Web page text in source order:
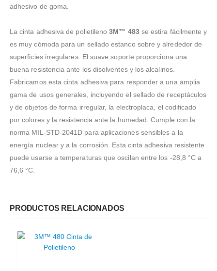
adhesivo de goma.
La cinta adhesiva de polietileno3M™ 483se estira fácilmente y
es muy cómoda para un sellado estanco sobre y alrededor de
superficies irregulares. El suave soporte proporciona una
buena resistencia ante los disolventes y los alcalinos.
Fabricamos esta cinta adhesiva para responder a una amplia
gama de usos generales, incluyendo el sellado de receptáculos
y de objetos de forma irregular, la electroplaca, el codificado
por colores y la resistencia ante la humedad. Cumple con la
norma MIL-STD-2041D para aplicaciones sensibles a la
energía nuclear y a la corrosión. Esta cinta adhesiva resistente
puede usarse a temperaturas que oscilan entre los -28,8 °C a
76,6 °C.
PRODUCTOS RELACIONADOS